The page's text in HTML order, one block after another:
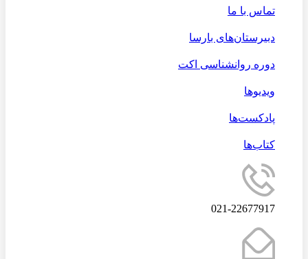
تماس با ما
دبیرستان‌های بارسا
دوره روانشناسی اکت
ویدیوها
پادکست‌ها
کتاب‌ها
021-22677917